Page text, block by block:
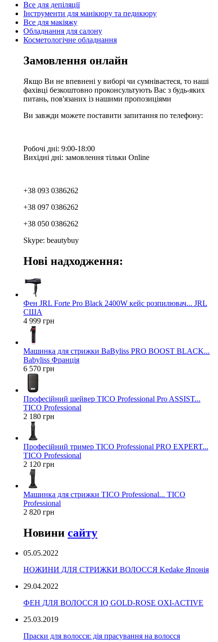
Все для депіляції
Інструменти для манікюру та педикюру
Все для макіяжу
Обладнання для салону
Косметологічне обладнання
Замовлення онлайн
Якщо Ви не впевнені у виборі чи сумніваєтеся, то наші
фахівці безкоштовно проконсультують Вас з будь-яких
питань, пов'язаних із нашими пропозиціями
Ви завжди можете поставити запитання по телефону:
Робочі дні: 9:00-18:00
Вихідні дні: замовлення тільки Online
+38 093 0386262
+38 097 0386262
+38 050 0386262
Skype: beautybuy
Нові надходження:
Фен JRL Forte Pro Black 2400W кейс розпилювач... JRL
США
4 999 грн
Машинка для стрижки BaByliss PRO BOOST BLACK...
Babyliss Франція
6 570 грн
Професійний шейвер TICO Professional Pro ASSIST...
TICO Professional
2 180 грн
Професійний тример TICO Professional PRO EXPERT...
TICO Professional
2 120 грн
Машинка для стрижки TICO Professional... TICO
Professional
2 820 грн
Новини сайту
05.05.2022
НОЖИНИ ДЛЯ СТРИЖКИ ВОЛОССЯ Kedake Японія
29.04.2022
ФЕН ДЛЯ ВОЛОССЯ IQ GOLD-ROSE OXI-ACTIVE
25.03.2019
Праски для волосся: дія прасування на волосся